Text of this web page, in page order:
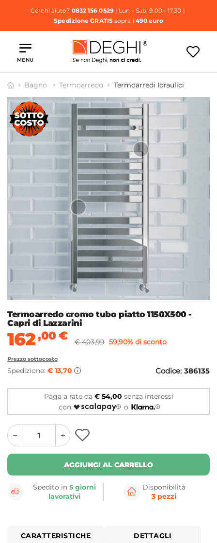
Cerchi aiuto? 0832 156 0529| Lun - Sab: 9.00 - 17.30 |
Spedizione GRATISsopra i 490 euro
MENU
Bagno Termoarredo Termoarredi Idraulici
Termoarredo cromo tubo piatto 1150X500 -
Capri di Lazzarini
162,00€ € 403,99 59,90% di sconto
Prezzo sottocosto
Spedizione: € 13,70 Codice: 386135
Paga a rate da € 54,00 senza interessi
con
o
quantity
button
quantity
minus
button
AGGIUNGI AL CARRELLO
Spedito in5 giorni
lavorativi
Disponibilità
3 pezzi
CARATTERISTICHE DETTAGLI